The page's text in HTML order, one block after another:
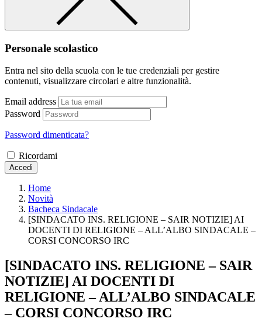
Personale scolastico
Entra nel sito della scuola con le tue credenziali per gestire
contenuti, visualizzare circolari e altre funzionalità.
Email address
Password
Password dimenticata?
Ricordami
Accedi
Home
Novità
Bacheca Sindacale
[SINDACATO INS. RELIGIONE – SAIR NOTIZIE] AI
DOCENTI DI RELIGIONE – ALL’ALBO SINDACALE –
CORSI CONCORSO IRC
[SINDACATO INS. RELIGIONE – SAIR
NOTIZIE] AI DOCENTI DI
RELIGIONE – ALL’ALBO SINDACALE
– CORSI CONCORSO IRC